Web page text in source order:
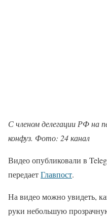
С членом делегации РФ на
конфуз. Фото: 24 канал
Видео опубликовали в
передаетГлавпост.
На видео можно увидеть,
руки небольшую